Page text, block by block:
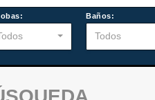
Baños:
Todos